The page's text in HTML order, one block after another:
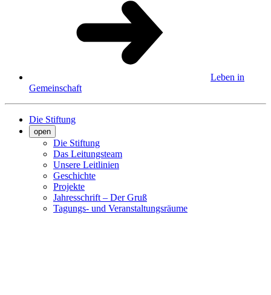
Leben in
Gemeinschaft
Die Stiftung
open
Die Stiftung
Das Leitungsteam
Unsere Leitlinien
Geschichte
Projekte
Jahresschrift – Der Gruß
Tagungs- und Veranstaltungsräume